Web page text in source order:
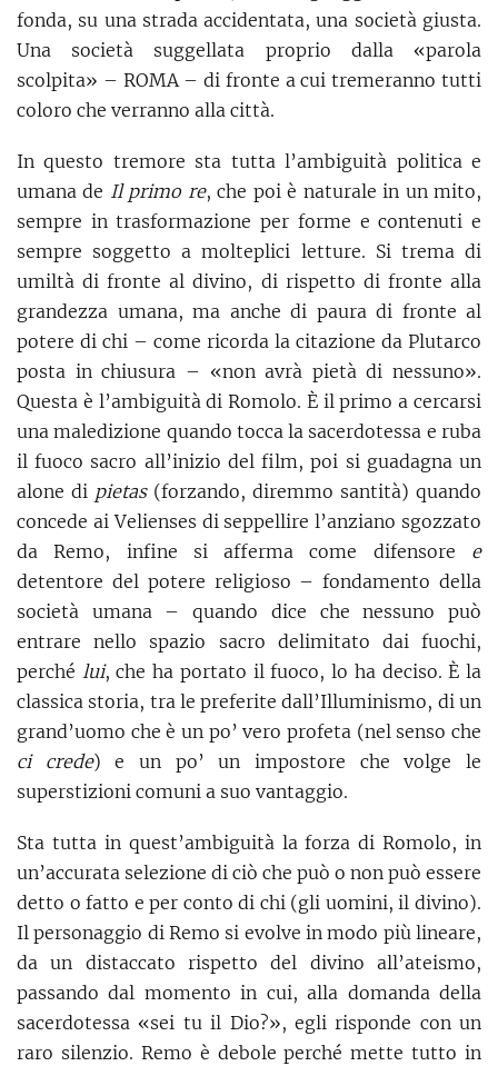
fonda, su una strada accidentata, una società giusta.
Una società suggellata proprio dalla «parola
scolpita» – ROMA – di fronte a cui tremeranno tutti
coloro che verranno alla città.
In questo tremore sta tutta l’ambiguità politica e
umana de Il primo re, che poi è naturale in un mito,
sempre in trasformazione per forme e contenuti e
sempre soggetto a molteplici letture. Si trema di
umiltà di fronte al divino, di rispetto di fronte alla
grandezza umana, ma anche di paura di fronte al
potere di chi – come ricorda la citazione da Plutarco
posta in chiusura – «non avrà pietà di nessuno».
Questa è l’ambiguità di Romolo. È il primo a cercarsi
una maledizione quando tocca la sacerdotessa e ruba
il fuoco sacro all’inizio del film, poi si guadagna un
alone di pietas(forzando, diremmo santità) quando
concede ai Velienses di seppellire l’anziano sgozzato
da Remo, infine si afferma come difensore e
detentore del potere religioso – fondamento della
società umana – quando dice che nessuno può
entrare nello spazio sacro delimitato dai fuochi,
perché lui, che ha portato il fuoco, lo ha deciso. È la
classica storia, tra le preferite dall’Illuminismo, di un
grand’uomo che è un po’ vero profeta (nel senso che
ci crede) e un po’ un impostore che volge le
superstizioni comuni a suo vantaggio.
Sta tutta in quest’ambiguità la forza di Romolo, in
un’accurata selezione di ciò che può o non può essere
detto o fatto e per conto di chi (gli uomini, il divino).
Il personaggio di Remo si evolve in modo più lineare,
da un distaccato rispetto del divino all’ateismo,
passando dal momento in cui, alla domanda della
sacerdotessa «sei tu il Dio?», egli risponde con un
raro silenzio. Remo è debole perché mette tutto in